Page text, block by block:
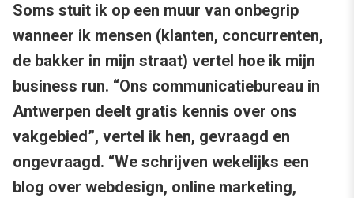
Soms stuit ik op een muur van onbegrip
wanneer ik mensen (klanten, concurrenten,
de bakker in mijn straat) vertel hoe ik mijn
business run. “Ons communicatiebureau in
Antwerpen deelt gratis kennis over ons
vakgebied”, vertel ik hen, gevraagd en
ongevraagd. “We schrijven wekelijks een
blog over webdesign, online marketing,